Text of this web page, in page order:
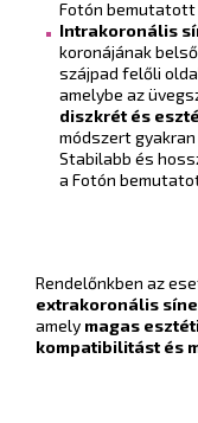
Fotón bemutatott
Intrakoronális
koronájának
szájpad felőli
amelybe az
diszkrét és
módszert
Stabilabb és
a Fotón
Rendelőnkben az
extrakoronális
amely magas
kompatibilitást és